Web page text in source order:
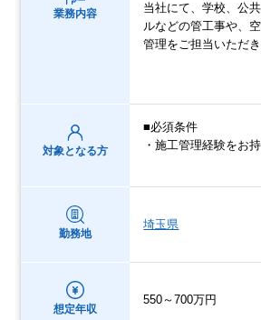
業務内容
当社にて、学校、公
ルなどの管工事や、
管理をご担当いただき
対象となる方
■必須条件
・施工管理経験をお持
勤務地
埼玉県
想定年収
550～700万円